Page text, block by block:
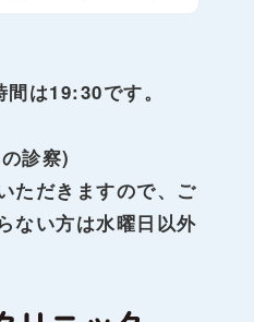
は19:30です。
診察)
ただきますので、ご
ない方は水曜日以外